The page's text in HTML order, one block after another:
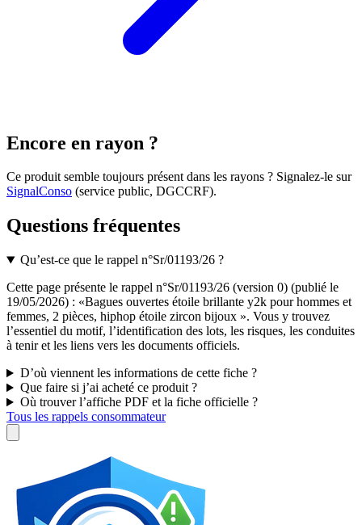
Encore en rayon ?
Ce produit semble toujours présent dans les rayons ? Signalez-le sur
SignalConso (service public, DGCCRF).
Questions fréquentes
Qu’est-ce que le rappel n°Sr/01193/26 ?
Cette page présente le rappel n°Sr/01193/26 (version 0) (publié le
19/05/2026) : «Bagues ouvertes étoile brillante y2k pour hommes et
femmes, 2 pièces, hiphop étoile zircon bijoux ». Vous y trouvez
l’essentiel du motif, l’identification des lots, les risques, les conduites
à tenir et les liens vers les documents officiels.
D’où viennent les informations de cette fiche ?
Que faire si j’ai acheté ce produit ?
Où trouver l’affiche PDF et la fiche officielle ?
Tous les rappels consommateur